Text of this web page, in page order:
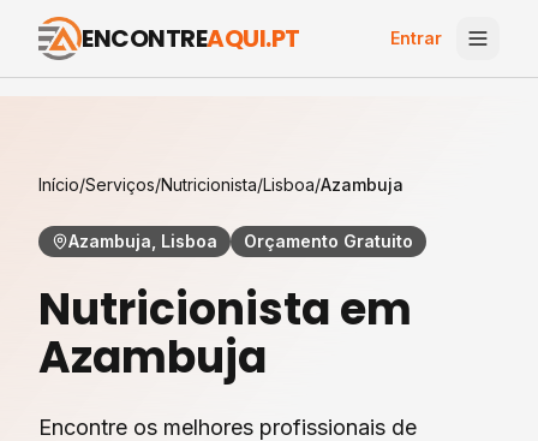
ENCONTREAQUI.PT Entrar
Início/Serviços/Nutricionista/Lisboa/Azambuja
Azambuja, Lisboa Orçamento Gratuito
Nutricionistaem
Azambuja
Encontre os melhores profissionais de